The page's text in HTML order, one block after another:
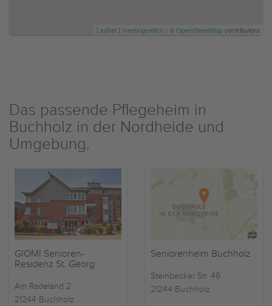
Leaflet | meetingswitch | ©OpenStreetMapcontributors
Das passende Pflegeheim in
Buchholz in der Nordheide und
Umgebung.
GIOMI Senioren-
Residenz St. Georg
Am Radeland 2
21244 Buchholz
Seniorenheim Buchholz
Steinbecker Str. 46
21244 Buchholz